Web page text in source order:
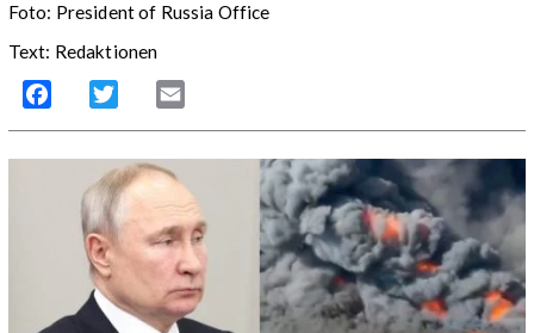
Foto: President of Russia Office
Text: Redaktionen
Facebook Twitter